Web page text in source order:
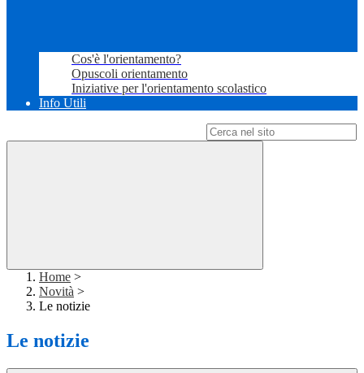
Cos'è l'orientamento?
Opuscoli orientamento
Iniziative per l'orientamento scolastico
Info Utili
Home >
Novità >
Le notizie
Le notizie